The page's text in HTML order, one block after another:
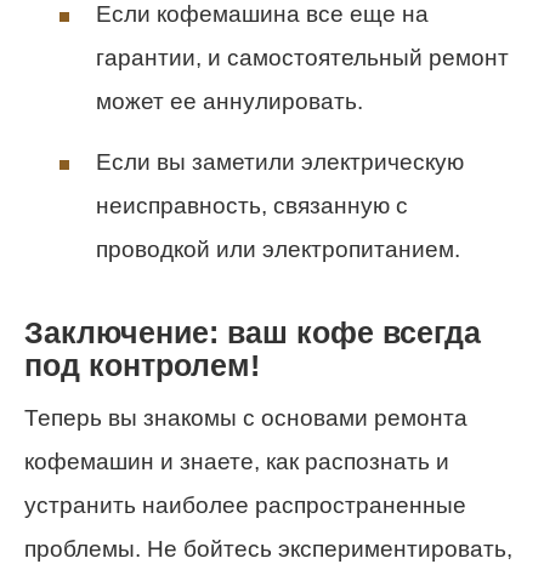
Если кофемашина все еще на
гарантии, и самостоятельный ремонт
может ее аннулировать.
Если вы заметили электрическую
неисправность, связанную с
проводкой или электропитанием.
Заключение: ваш кофе всегда
под контролем!
Теперь вы знакомы с основами ремонта
кофемашин и знаете, как распознать и
устранить наиболее распространенные
проблемы. Не бойтесь экспериментировать,